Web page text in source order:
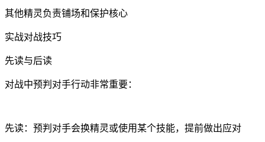
其他精灵负责铺场和保护核心
实战对战技巧
先读与后读
对战中预判对手行动非常重要：
先读：预判对手会换精灵或使用某个技能，提前做出应对